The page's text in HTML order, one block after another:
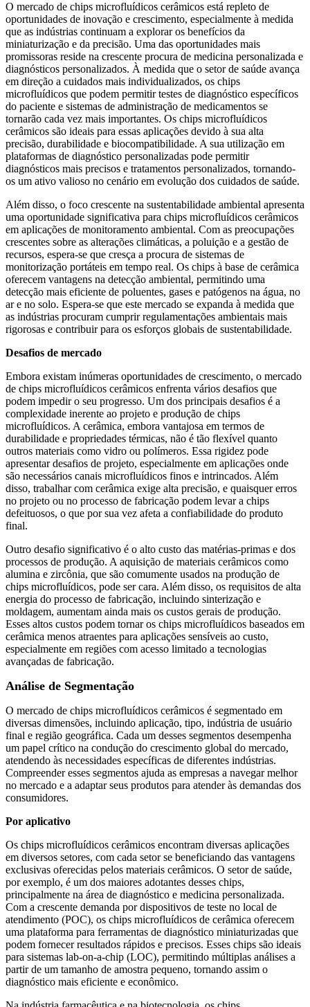
O mercado de chips microfluídicos cerâmicos está repleto de
oportunidades de inovação e crescimento, especialmente à medida
que as indústrias continuam a explorar os benefícios da
miniaturização e da precisão. Uma das oportunidades mais
promissoras reside na crescente procura de medicina personalizada e
diagnósticos personalizados. À medida que o setor de saúde avança
em direção a cuidados mais individualizados, os chips
microfluídicos que podem permitir testes de diagnóstico específicos
do paciente e sistemas de administração de medicamentos se
tornarão cada vez mais importantes. Os chips microfluídicos
cerâmicos são ideais para essas aplicações devido à sua alta
precisão, durabilidade e biocompatibilidade. A sua utilização em
plataformas de diagnóstico personalizadas pode permitir
diagnósticos mais precisos e tratamentos personalizados, tornando-
os um ativo valioso no cenário em evolução dos cuidados de saúde.
Além disso, o foco crescente na sustentabilidade ambiental apresenta
uma oportunidade significativa para chips microfluídicos cerâmicos
em aplicações de monitoramento ambiental. Com as preocupações
crescentes sobre as alterações climáticas, a poluição e a gestão de
recursos, espera-se que cresça a procura de sistemas de
monitorização portáteis em tempo real. Os chips à base de cerâmica
oferecem vantagens na detecção ambiental, permitindo uma
detecção mais eficiente de poluentes, gases e patógenos na água, no
ar e no solo. Espera-se que este mercado se expanda à medida que
as indústrias procuram cumprir regulamentações ambientais mais
rigorosas e contribuir para os esforços globais de sustentabilidade.
Desafios de mercado
Embora existam inúmeras oportunidades de crescimento, o mercado
de chips microfluídicos cerâmicos enfrenta vários desafios que
podem impedir o seu progresso. Um dos principais desafios é a
complexidade inerente ao projeto e produção de chips
microfluídicos. A cerâmica, embora vantajosa em termos de
durabilidade e propriedades térmicas, não é tão flexível quanto
outros materiais como vidro ou polímeros. Essa rigidez pode
apresentar desafios de projeto, especialmente em aplicações onde
são necessários canais microfluídicos finos e intrincados. Além
disso, trabalhar com cerâmica exige alta precisão, e quaisquer erros
no projeto ou no processo de fabricação podem levar a chips
defeituosos, o que por sua vez afeta a confiabilidade do produto
final.
Outro desafio significativo é o alto custo das matérias-primas e dos
processos de produção. A aquisição de materiais cerâmicos como
alumina e zircônia, que são comumente usados ​​na produção de
chips microfluídicos, pode ser cara. Além disso, os requisitos de alta
energia do processo de fabricação, incluindo sinterização e
moldagem, aumentam ainda mais os custos gerais de produção.
Esses altos custos podem tornar os chips microfluídicos baseados em
cerâmica menos atraentes para aplicações sensíveis ao custo,
especialmente em regiões com acesso limitado a tecnologias
avançadas de fabricação.
Análise de Segmentação
O mercado de chips microfluídicos cerâmicos é segmentado em
diversas dimensões, incluindo aplicação, tipo, indústria de usuário
final e região geográfica. Cada um desses segmentos desempenha
um papel crítico na condução do crescimento global do mercado,
atendendo às necessidades específicas de diferentes indústrias.
Compreender esses segmentos ajuda as empresas a navegar melhor
no mercado e a adaptar seus produtos para atender às demandas dos
consumidores.
Por aplicativo
Os chips microfluídicos cerâmicos encontram diversas aplicações
em diversos setores, com cada setor se beneficiando das vantagens
exclusivas oferecidas pelos materiais cerâmicos. O setor de saúde,
por exemplo, é um dos maiores adotantes desses chips,
principalmente na área de diagnóstico e medicina personalizada.
Com a crescente demanda por dispositivos de teste no local de
atendimento (POC), os chips microfluídicos de cerâmica oferecem
uma plataforma para ferramentas de diagnóstico miniaturizadas que
podem fornecer resultados rápidos e precisos. Esses chips são ideais
para sistemas lab-on-a-chip (LOC), permitindo múltiplas análises a
partir de um tamanho de amostra pequeno, tornando assim o
diagnóstico mais eficiente e econômico.